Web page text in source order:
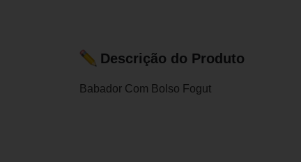
Descrição do Produto
Babador Com Bolso Fogut